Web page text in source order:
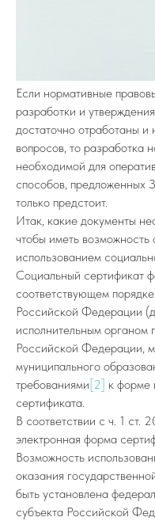
Если нормативные
разработки и
достаточно отработаны
вопросов, то разработка
необходимой для
способов, предложенных
только предстоит.
Итак, какие документы
чтобы иметь возможность
использованием
Социальный сертификат
соответствующем
Российской Федерации
исполнительным органом
Российской Федерации,
муниципального
требованиями[2] к форме
сертификата.
В соответствии с ч. 1 ст.
электронная форма
Возможность
оказания
быть установлена
субъекта Российской